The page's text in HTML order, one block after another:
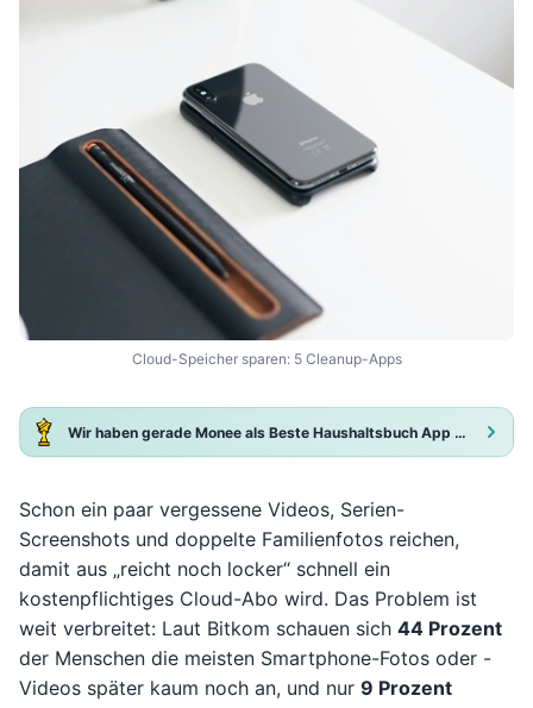
Cloud-Speicher sparen: 5 Cleanup-Apps
Wir haben gerade Monee als Beste Haushaltsbuch App 2025 ausgezeichnet!
Schon ein paar vergessene Videos, Serien-
Screenshots und doppelte Familienfotos reichen,
damit aus „reicht noch locker“ schnell ein
kostenpflichtiges Cloud-Abo wird. Das Problem ist
weit verbreitet: Laut Bitkom schauen sich 44 Prozent
der Menschen die meisten Smartphone-Fotos oder -
Videos später kaum noch an, und nur 9 Prozent